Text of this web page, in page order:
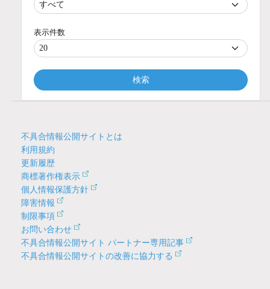
表示件数
検索
不具合情報公開サイトとは
利用規約
更新履歴
商標著作権表示
個人情報保護方針
障害情報
制限事項
お問い合わせ
不具合情報公開サイト パートナー専用記事
不具合情報公開サイトの改善に協力する